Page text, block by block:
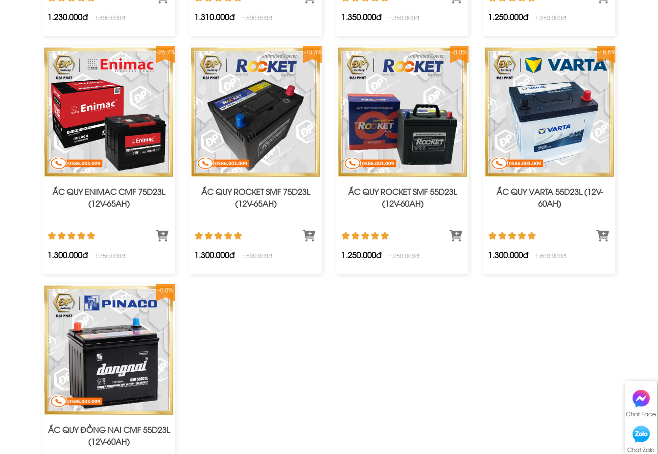
Chat Face
Chat Zalo
1.230.000đ 1.400.000đ 1.310.000đ 1.500.000đ 1.350.000đ 1.350.000đ 1.250.000đ 1.250.000đ
-25.7%
ẮC QUY ENIMAC CMF 75D23L
(12V-65AH)
1.300.000đ 1.750.000đ
-13.3%
ẮC QUY ROCKET SMF 75D23L
(12V-65AH)
1.300.000đ 1.500.000đ
-0.0%
ẮC QUY ROCKET SMF 55D23L
(12V-60AH)
1.250.000đ 1.250.000đ
-18.8%
ẮC QUY VARTA 55D23L (12V-
60AH)
1.300.000đ 1.600.000đ
-0.0%
ẮC QUY ĐỒNG NAI CMF 55D23L
(12V-60AH)